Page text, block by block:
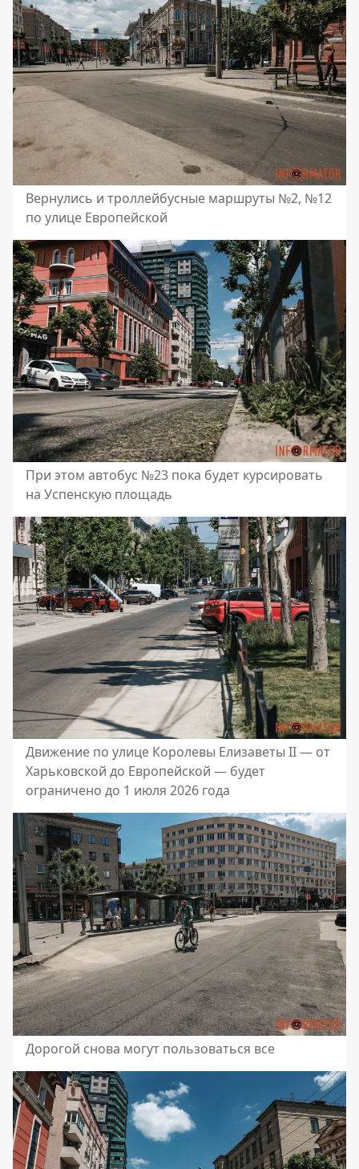
Вернулись и троллейбусные маршруты №2, №12
по улице Европейской
При этом автобус №23 пока будет курсировать
на Успенскую площадь
Движение по улице Королевы Елизаветы II — от
Харьковской до Европейской — будет
ограничено до 1 июля 2026 года
Дорогой снова могут пользоваться все